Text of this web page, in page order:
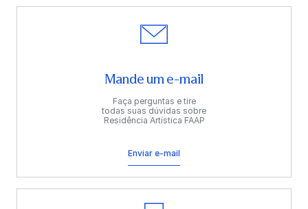
Mande um e-mail
Faça perguntas e tire
todas suas dúvidas sobre
Residência Artística FAAP
Enviar e-mail